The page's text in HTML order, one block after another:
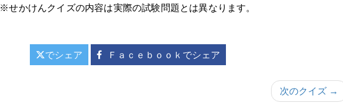
※せかけんクイズの内容は実際の試験問題とは異なります。
でシェア Ｆａｃｅｂｏｏｋでシェア
次のクイズ →